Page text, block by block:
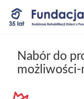
Przejdź
do
Nabór do
możliwości-